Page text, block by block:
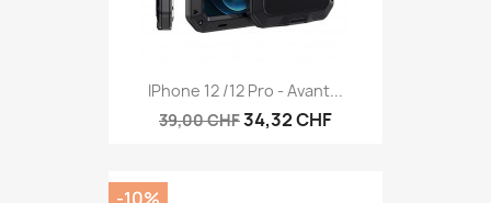
IPhone 12 /12 Pro - Avant...
39,00 CHF34,32 CHF